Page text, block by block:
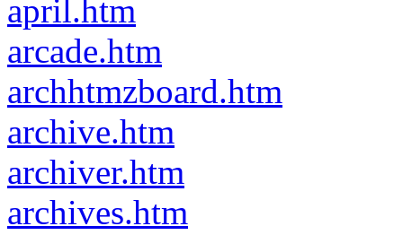
april.htm
arcade.htm
archhtmzboard.htm
archive.htm
archiver.htm
archives.htm